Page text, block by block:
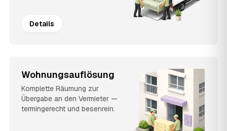
Details
Wohnungsauflösung
Komplette Räumung zur
Übergabe an den Vermieter —
termingerecht und besenrein.